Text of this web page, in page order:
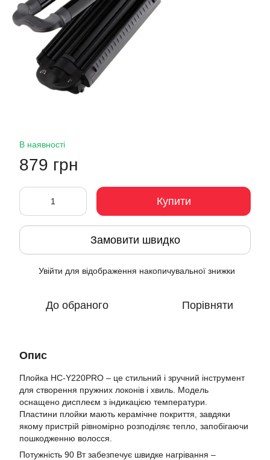
В наявності
879 грн
Купити
Замовити швидко
Увійти для відображення накопичувальної знижки
До обраного Порівняти
Опис
Плойка HC-Y220PRO – це стильний і зручний інструмент
для створення пружних локонів і хвиль. Модель
оснащено дисплеєм з індикацією температури.
Пластини плойки мають керамічне покриття, завдяки
якому пристрій рівномірно розподіляє тепло, запобігаючи
пошкодженню волосся.
Потужність 90 Вт забезпечує швидке нагрівання –